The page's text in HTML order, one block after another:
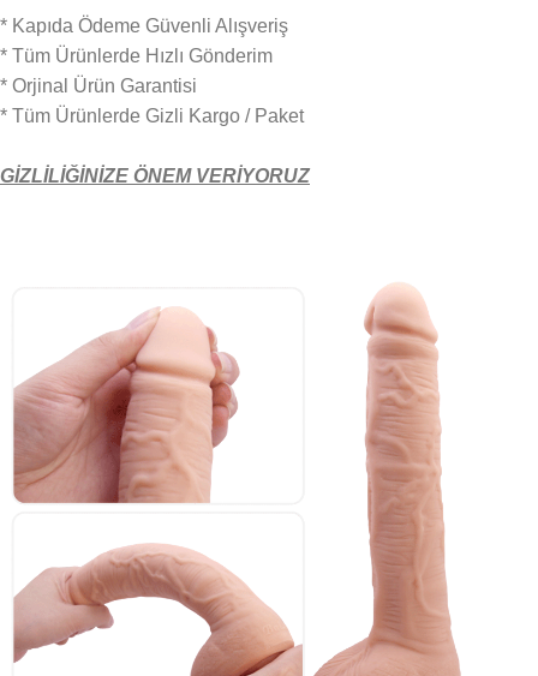
* Kapıda Ödeme Güvenli Alışveriş
* Tüm Ürünlerde Hızlı Gönderim
* Orjinal Ürün Garantisi
* Tüm Ürünlerde Gizli Kargo / Paket
GİZLİLİĞİNİZE ÖNEM VERİYORUZ